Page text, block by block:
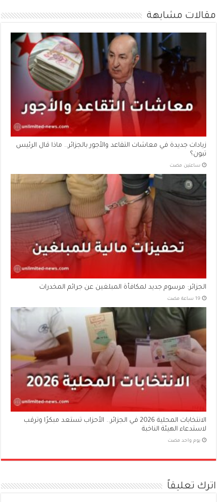
مقالات مشابهة
زيادات جديدة في معاشات التقاعد والأجور بالجزائر.. ماذا قال الرئيس
تبون؟
‏ساعتين مضت
الجزائر: مرسوم جديد لمكافأة المبلغين عن جرائم المخدرات
الانتخابات المحلية 2026 في الجزائر.. الأحزاب تستعد مبكرًا وترقب
لاستدعاء الهيئة الناخبة
‏يوم واحد مضت
اترك تعليقاً